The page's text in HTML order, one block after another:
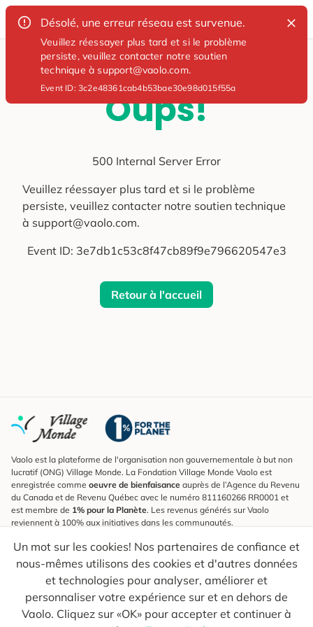
Désolé, une erreur réseau est survenue.
Veuillez réessayer plus tard et si le problème
persiste, veuillez contacter notre soutien
technique à support@vaolo.com.
Event ID:3c2e48361cab4b53bae30e98d015f55a
Oups!
500 Internal Server Error
Veuillez réessayer plus tard et si le problème
persiste, veuillez contacter notre soutien technique
à support@vaolo.com.
Event ID: 3e7db1c53c8f47cb89f9e796620547e3
Retour à l'accueil
Un mot sur les cookies! Nos partenaires de confiance et
nous-mêmes utilisons des cookies et d'autres données
et technologies pour analyser, améliorer et
personnaliser votre expérience sur et en dehors de
Vaolo. Cliquez sur «OK» pour accepter et continuer à
Vaolo est la plateforme de l'organisation non gouvernementale à but non
lucratif (ONG) Village Monde. La Fondation Village Monde Vaolo est
enregistrée comme oeuvre de bienfaisance auprès de l’Agence du Revenu
du Canada et de Revenu Québec avec le numéro 811160266 RR0001 et
est membre de 1% pour la Planète. Les revenus générés sur Vaolo
reviennent à 100% aux initiatives dans les communautés.
S'inscrire à l'infolettre
Pour connaître les nouveautés, suivre nos explorateurs et recevoir des
astuces pour des voyages plus conscients.
Ton courriel Envoyer